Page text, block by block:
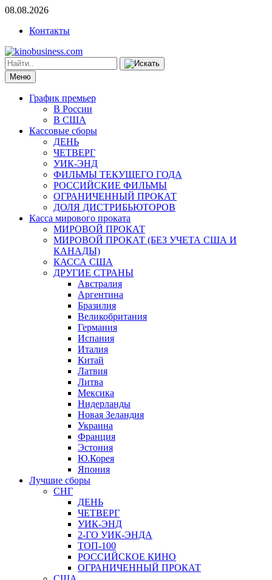
08.08.2026
Контакты
Меню
График премьер
В России
В США
Кассовые сборы
ДЕНЬ
ЧЕТВЕРГ
УИК-ЭНД
ФИЛЬМЫ ТЕКУЩЕГО ГОДА
РОССИЙСКИЕ ФИЛЬМЫ
ОГРАНИЧЕННЫЙ ПРОКАТ
ДОЛЯ ДИСТРИБЬЮТОРОВ
Касса мирового проката
МИРОВОЙ ПРОКАТ
МИРОВОЙ ПРОКАТ (БЕЗ УЧЕТА США И
КАНАДЫ)
КАССА США
ДРУГИЕ СТРАНЫ
Австралия
Аргентина
Бразилия
Великобритания
Германия
Испания
Италия
Китай
Латвия
Литва
Мексика
Нидерланды
Новая Зеландия
Украина
Франция
Эстония
Ю.Корея
Япония
Лучшие сборы
СНГ
ДЕНЬ
ЧЕТВЕРГ
УИК-ЭНД
2-ГО УИК-ЭНДА
ТОП-100
РОССИЙСКОЕ КИНО
ОГРАНИЧЕННЫЙ ПРОКАТ